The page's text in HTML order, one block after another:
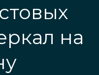
на